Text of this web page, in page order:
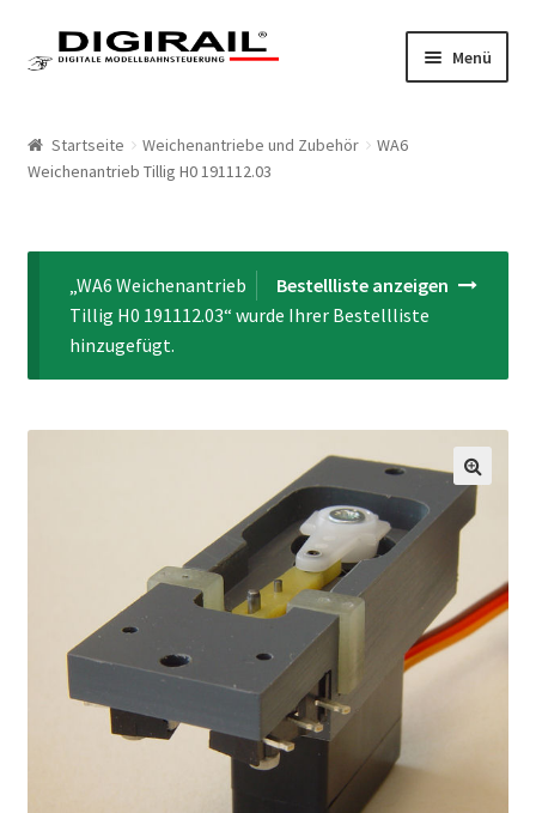
Zur Navigation springen
Springe zum Inhalt Menü
Produkte
LokLift
Bestellliste
Startseite Weichenantriebe und Zubehör
WA6
Weichenantrieb Tillig H0 191112.03
Bestellliste anzeigen
„WA6 Weichenantrieb
Tillig H0 191112.03“ wurde Ihrer Bestellliste
hinzugefügt.
🔍